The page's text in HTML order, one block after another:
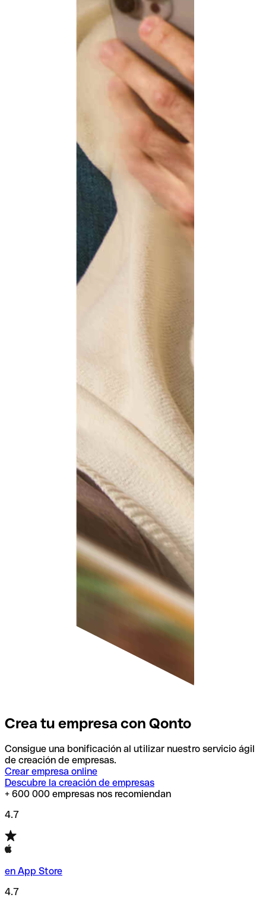
Crea tu empresa con Qonto
Consigue una bonificación al utilizar nuestro servicio ágil
de creación de empresas.
Crear empresa online
Descubre la creación de empresas
+ 600 000 empresas nos recomiendan
4.7
en App Store
4.7